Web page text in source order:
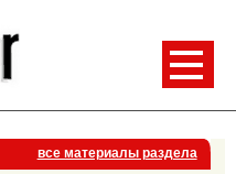
все материалы раздела